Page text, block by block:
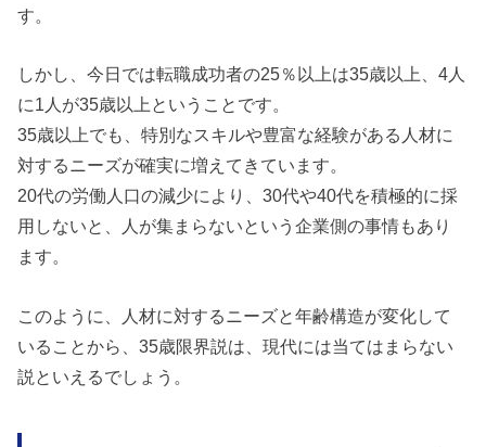
す。
しかし、今日では転職成功者の25％以上は35歳以上、4人
に1人が35歳以上ということです。
35歳以上でも、特別なスキルや豊富な経験がある人材に
対するニーズが確実に増えてきています。
20代の労働人口の減少により、30代や40代を積極的に採
用しないと、人が集まらないという企業側の事情もあり
ます。
このように、人材に対するニーズと年齢構造が変化して
いることから、35歳限界説は、現代には当てはまらない
説といえるでしょう。